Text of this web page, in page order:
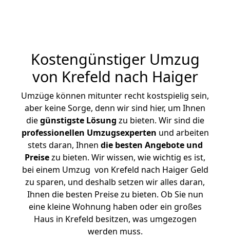
Kostengünstiger Umzug
von Krefeld nach Haiger
Umzüge können mitunter recht kostspielig sein,
aber keine Sorge, denn wir sind hier, um Ihnen
diegünstigste Lösung zu bieten. Wir sind die
professionellen Umzugsexperten und arbeiten
stets daran, Ihnen die besten Angebote und
Preisezu bieten. Wir wissen, wie wichtig es ist,
bei einem Umzug von Krefeld nach Haiger Geld
zu sparen, und deshalb setzen wir alles daran,
Ihnen die besten Preise zu bieten. Ob Sie nun
eine kleine Wohnung haben oder ein großes
Haus in Krefeld besitzen, was umgezogen
werden muss.